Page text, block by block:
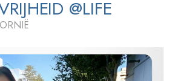
@LIFE